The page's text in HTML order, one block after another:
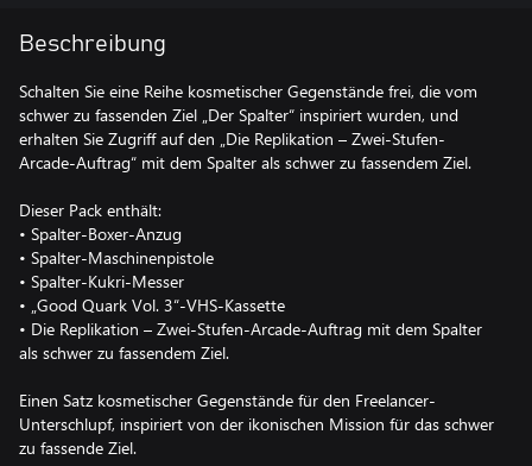
Beschreibung
Schalten Sie eine Reihe kosmetischer Gegenstände frei, die vom
schwer zu fassenden Ziel „Der Spalter“ inspiriert wurden, und
erhalten Sie Zugriff auf den „Die Replikation – Zwei-Stufen-
Arcade-Auftrag“ mit dem Spalter als schwer zu fassendem Ziel.
Dieser Pack enthält:
• Spalter-Boxer-Anzug
• Spalter-Maschinenpistole
• Spalter-Kukri-Messer
• „Good Quark Vol. 3“-VHS-Kassette
• Die Replikation – Zwei-Stufen-Arcade-Auftrag mit dem Spalter
als schwer zu fassendem Ziel.
Einen Satz kosmetischer Gegenstände für den Freelancer-
Unterschlupf, inspiriert von der ikonischen Mission für das schwer
zu fassende Ziel.